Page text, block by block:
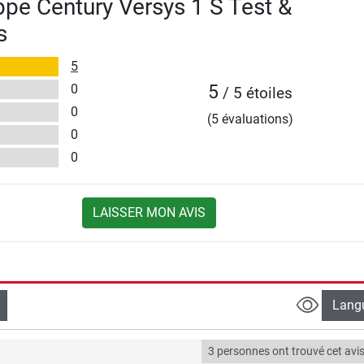
Century Versys 1 S Test &
5
0
0
0
0
5 / 5 étoiles
(5 évaluations)
LAISSER MON AVIS
3 personnes ont trouvé cet